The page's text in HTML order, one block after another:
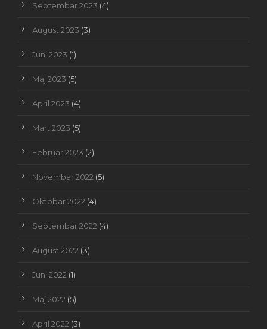
Septembar 2023 (4)
August 2023 (3)
Juni 2023 (1)
Maj 2023 (5)
April 2023 (4)
Mart 2023 (5)
Februar 2023 (2)
Novembar 2022 (5)
Oktobar 2022 (4)
Septembar 2022 (4)
August 2022 (3)
Juni 2022 (1)
Maj 2022 (5)
April 2022 (3)